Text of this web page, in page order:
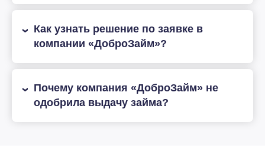
Как узнать решение по заявке в
компании «ДоброЗайм»?
Почему компания «ДоброЗайм» не
одобрила выдачу займа?